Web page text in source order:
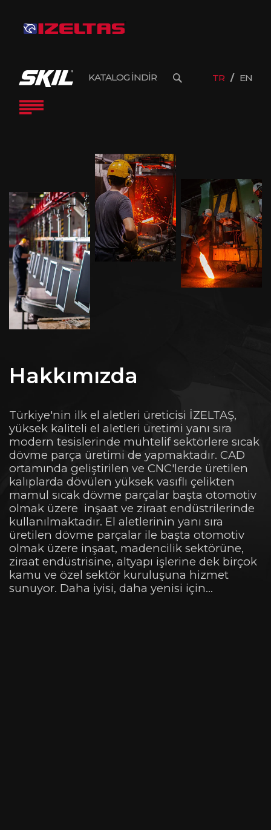
KATALOG İNDİR TR EN
Hakkımızda
Türkiye'nin ilk el aletleri üreticisi İZELTAŞ,
yüksek kaliteli el aletleri üretimi yanı sıra
modern tesislerinde muhtelif sektörlere sıcak
dövme parça üretimi de yapmaktadır. CAD
ortamında geliştirilen ve CNC'lerde üretilen
kalıplarda dövülen yüksek vasıflı çelikten
mamul sıcak dövme parçalar başta otomotiv
olmak üzere inşaat ve ziraat endüstrilerinde
kullanılmaktadır. El aletlerinin yanı sıra
üretilen dövme parçalar ile başta otomotiv
olmak üzere inşaat, madencilik sektörüne,
ziraat endüstrisine, altyapı işlerine dek birçok
kamu ve özel sektör kuruluşuna hizmet
sunuyor. Daha iyisi, daha yenisi için…